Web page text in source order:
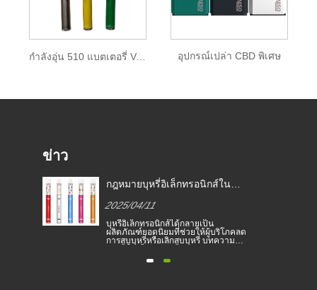
กำลังอุ่น 510 แบตเตอรี่ Vape Pen อุปกรณ์เปล่า CBD พิเศษ
ข่าว
กฎหมายบุหรี่อิเล็กทรอนิกส์ใน
2025/04/11
บุหรี่อิเล็กทรอนิกส์ได้กลายเป็น
ผลิตภัณฑ์ยอดนิยมที่ช่วยให้ผู้บริโภคลด
การสูบบุหรี่หรือเลิกสูบบุหรี่ บทความนี้
ของบุหรี่อิเล็กทรอนิกส์ตามประเทศ
ต่างๆ นอกจากนี้ยังมีบางประเทศและ